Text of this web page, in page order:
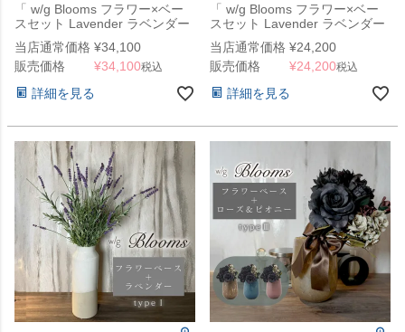
「 w/g Blooms フラワー×ベー
スセット Lavender ラベンダー
3/CHR 」
当店通常価格 ¥34,100
販売価格
¥34,100税込
詳細を見る
「 w/g Blooms フラワー×ベー
スセット Lavender ラベンダー
2/GY 」
当店通常価格 ¥24,200
販売価格
¥24,200税込
詳細を見る